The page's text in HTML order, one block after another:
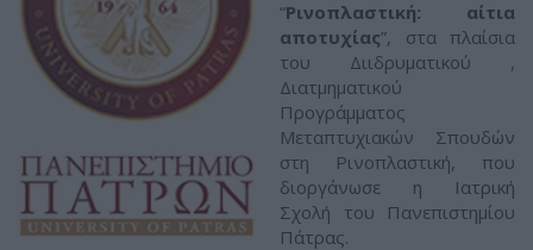
“Ρινοπλαστική: αίτια
αποτυχίας”, στα πλαίσια
του Διιδρυματικού ,
Διατμηματικού
Προγράμματος
Μεταπτυχιακών Σπουδών
στη Ρινοπλαστική, που
διοργάνωσε η Ιατρική
Σχολή του Πανεπιστημίου
Πάτρας.